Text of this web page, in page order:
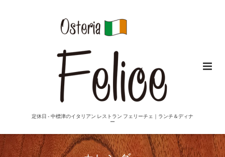
定休日 - 中標津のイタリアン レストラン フェリーチェ｜ランチ＆ディナ
ー